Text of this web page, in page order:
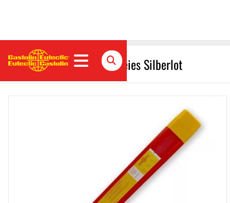
Castolin 1655 Cadmiumfreies Silberlot